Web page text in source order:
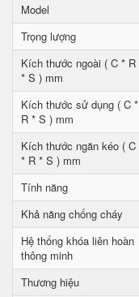
Model
Trọng lượng
Kích thước ngoài ( C * R
* S ) mm
Kích thước sử dụng ( C *
R * S ) mm
Kích thước ngăn kéo ( C
* R * S ) mm
Tính năng
Khả năng chống cháy
Hệ thống khóa liên hoàn
thông minh
Thương hiệu